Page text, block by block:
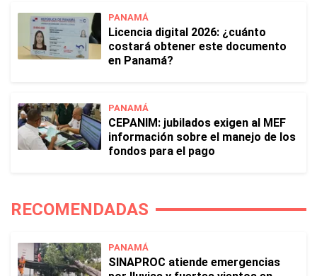
PANAMÁ
Licencia digital 2026: ¿cuánto
costará obtener este documento
en Panamá?
PANAMÁ
CEPANIM: jubilados exigen al MEF
información sobre el manejo de los
fondos para el pago
RECOMENDADAS
PANAMÁ
SINAPROC atiende emergencias